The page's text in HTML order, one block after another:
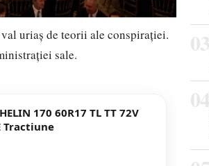
uriaș de teorii ale conspirației.
sale.
170 60R17 TL TT 72V
Tractiune